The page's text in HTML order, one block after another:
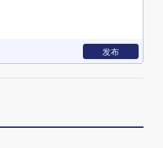
发布